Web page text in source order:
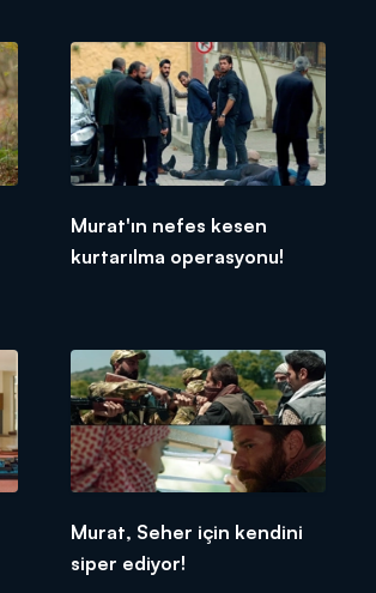
Murat'ın nefes kesen
kurtarılma operasyonu!
Murat, Seher için kendini
siper ediyor!